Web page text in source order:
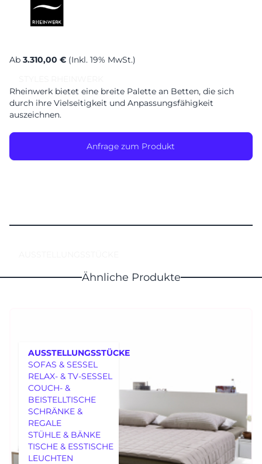
AUSSTELLUNGSSTÜCKE
SOFAS & SESSEL
RELAX- & TV-SESSEL
COUCH- &
BEISTELLTISCHE
SCHRÄNKE &
REGALE
STÜHLE & BÄNKE
TISCHE & ESSTISCHE
LEUCHTEN
MÖBEL
Ab 3.310,00 € (Inkl. 19% MwSt.)
Rheinwerk bietet eine breite Palette an Betten, die sich
durch ihre Vielseitigkeit und Anpassungsfähigkeit
auszeichnen.
Anfrage zum Produkt
Ähnliche Produkte